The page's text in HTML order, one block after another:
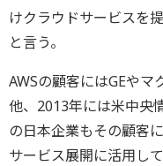
けクラウドサービスを
と言う。
AWSの顧客にはGEや
他、2013年には米中央
の日本企業もその顧客
サービス展開に活用し